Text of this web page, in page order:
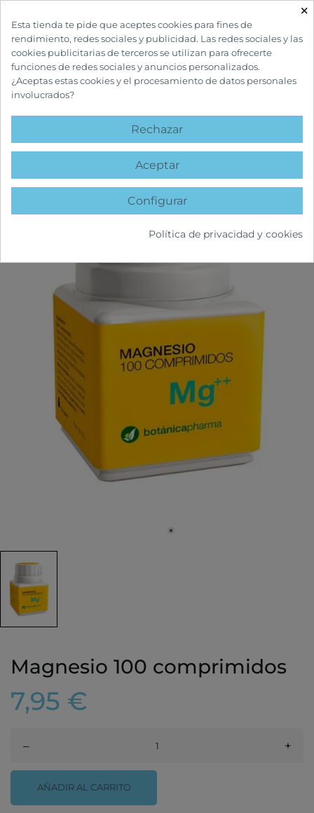
INICIO COMPLEMENTOS Y VITAMINAS
favorite
Magnesio 100 comprimidos
7,95 €
– +
AÑADIR AL CARRITO
×
Esta tienda te pide que aceptes cookies para fines de
rendimiento, redes sociales y publicidad. Las redes sociales y las
cookies publicitarias de terceros se utilizan para ofrecerte
funciones de redes sociales y anuncios personalizados.
¿Aceptas estas cookies y el procesamiento de datos personales
involucrados?
Rechazar
Aceptar
Configurar
Política de privacidad y cookies